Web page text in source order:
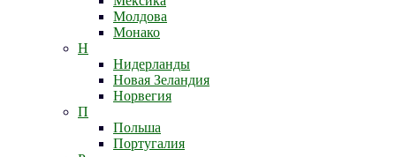
Молдова
Монако
Н
Нидерланды
Новая Зеландия
Норвегия
П
Польша
Португалия